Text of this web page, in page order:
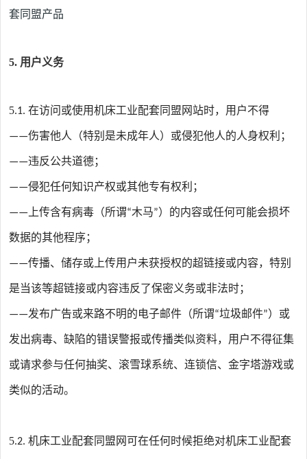
套同盟产品
5. 用户义务
5.1.在访问或使用机床工业配套同盟 网站时，用户不得
——伤害他人（特别是未成年人）或侵犯他人的人身权利；
——违反公共道德；
——侵犯任何知识产权或其他专有权利；
—— 上传含有病毒（所谓“木马”）的内容或任何可能会损坏
数据的其他程序；
——传播、储存或上传用户未获授权的超链接或内容，特别
是当该等超链接或内容违反了保密义务或非法时；
——发布广告或来路不明的电子邮件（所谓“垃圾邮件”）或
发出病毒、缺陷的错误警报或传播类似资料，用户不得征集
或请求参与任何抽奖、滚雪球系统、连锁信、金字塔游戏或
类似的活动。
5.2.机床工业配套同盟网 可在任何时候拒绝对机床工业配套